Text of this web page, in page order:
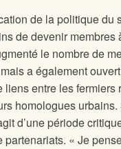
de la politique du
de devenir membres
le nombre de
a également
liens entre les fermiers
homologues
d’une période
partenariats. « Je